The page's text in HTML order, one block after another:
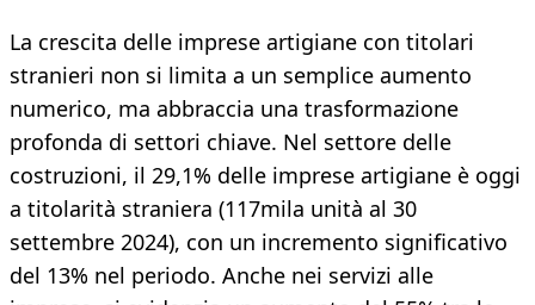
La crescita delle imprese artigiane con titolari
stranieri non si limita a un semplice aumento
numerico, ma abbraccia una trasformazione
profonda di settori chiave. Nel settore delle
costruzioni, il 29,1% delle imprese artigiane è oggi
a titolarità straniera (117mila unità al 30
settembre 2024), con un incremento significativo
del 13% nel periodo. Anche nei servizi alle